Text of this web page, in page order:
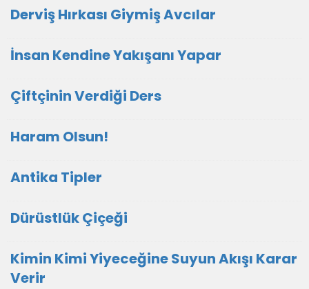
Derviş Hırkası Giymiş Avcılar
İnsan Kendine Yakışanı Yapar
Çiftçinin Verdiği Ders
Haram Olsun!
Antika Tipler
Dürüstlük Çiçeği
Kimin Kimi Yiyeceğine Suyun Akışı Karar
Verir